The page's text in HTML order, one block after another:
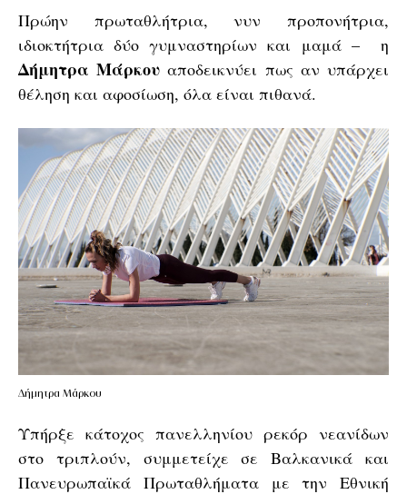
Πρώην πρωταθλήτρια, νυν προπονήτρια,
ιδιοκτήτρια δύο γυμναστηρίων και μαμά – η
Δήμητρα Μάρκου αποδεικνύει πως αν υπάρχει
θέληση και αφοσίωση, όλα είναι πιθανά.
Δήμητρα Μάρκου
Υπήρξε κάτοχος πανελληνίου ρεκόρ νεανίδων
στο τριπλούν, συμμετείχε σε Βαλκανικά και
Πανευρωπαϊκά Πρωταθλήματα με την Εθνική